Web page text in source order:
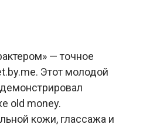
— точное
Этот молодой
old money.
кожи, глассажа и